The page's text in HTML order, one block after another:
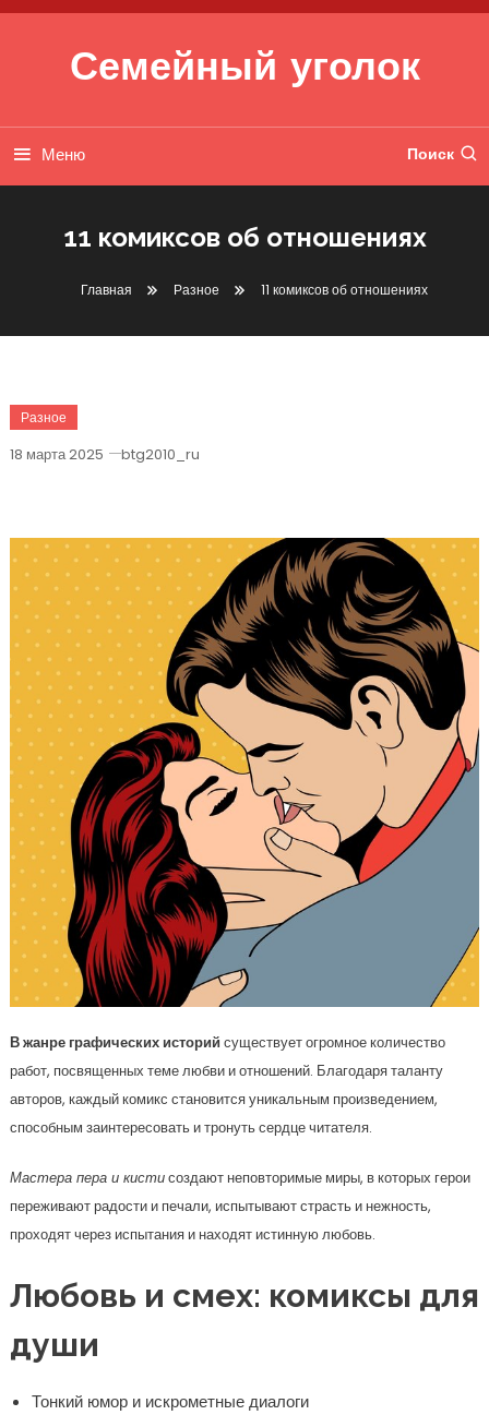
Перейти к содержимому
Семейный уголок
Меню Поиск
11 комиксов об отношениях
Главная Разное 11 комиксов об отношениях
Разное
18 марта 2025 btg2010_ru
В жанре графических историй существует огромное количество
работ, посвященных теме любви и отношений. Благодаря таланту
авторов, каждый комикс становится уникальным произведением,
способным заинтересовать и тронуть сердце читателя.
Мастера пера и кистисоздают неповторимые миры, в которых герои
переживают радости и печали, испытывают страсть и нежность,
проходят через испытания и находят истинную любовь.
Любовь и смех: комиксы для
души
Тонкий юмор и искрометные диалоги